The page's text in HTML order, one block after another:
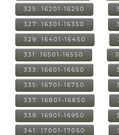
325: 16201-16250
327: 16301-16350
329: 16401-16450
331: 16501-16550
333: 16601-16650
335: 16701-16750
337: 16801-16850
339: 16901-16950
341: 17001-17050